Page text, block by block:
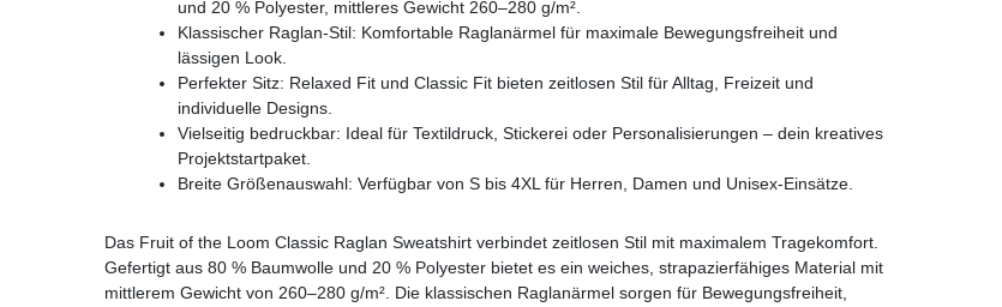
und 20 % Polyester, mittleres Gewicht 260–280 g/m².
Klassischer Raglan-Stil: Komfortable Raglanärmel für maximale Bewegungsfreiheit und
lässigen Look.
Perfekter Sitz: Relaxed Fit und Classic Fit bieten zeitlosen Stil für Alltag, Freizeit und
individuelle Designs.
Vielseitig bedruckbar: Ideal für Textildruck, Stickerei oder Personalisierungen – dein kreatives
Projektstartpaket.
Breite Größenauswahl: Verfügbar von S bis 4XL für Herren, Damen und Unisex-Einsätze.
Das Fruit of the Loom Classic Raglan Sweatshirt verbindet zeitlosen Stil mit maximalem Tragekomfort.
Gefertigt aus 80 % Baumwolle und 20 % Polyester bietet es ein weiches, strapazierfähiges Material mit
mittlerem Gewicht von 260–280 g/m². Die klassischen Raglanärmel sorgen für Bewegungsfreiheit,